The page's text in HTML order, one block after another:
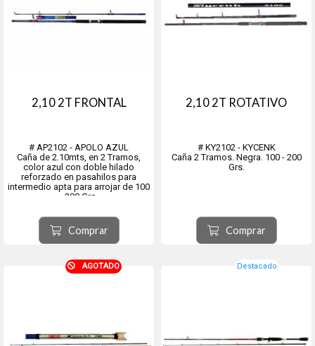
2,10 2T FRONTAL
# AP2102 - APOLO AZUL
Caña de 2.10mts, en 2 Tramos,
color azul con doble hilado
reforzado en pasahilos para
intermedio apta para arrojar de 100
- 200 Grs.
Comprar
2,10 2T ROTATIVO
# KY2102 - KYCENK
Caña 2 Tramos. Negra. 100 - 200
Grs.
Comprar
AGOTADO Destacado